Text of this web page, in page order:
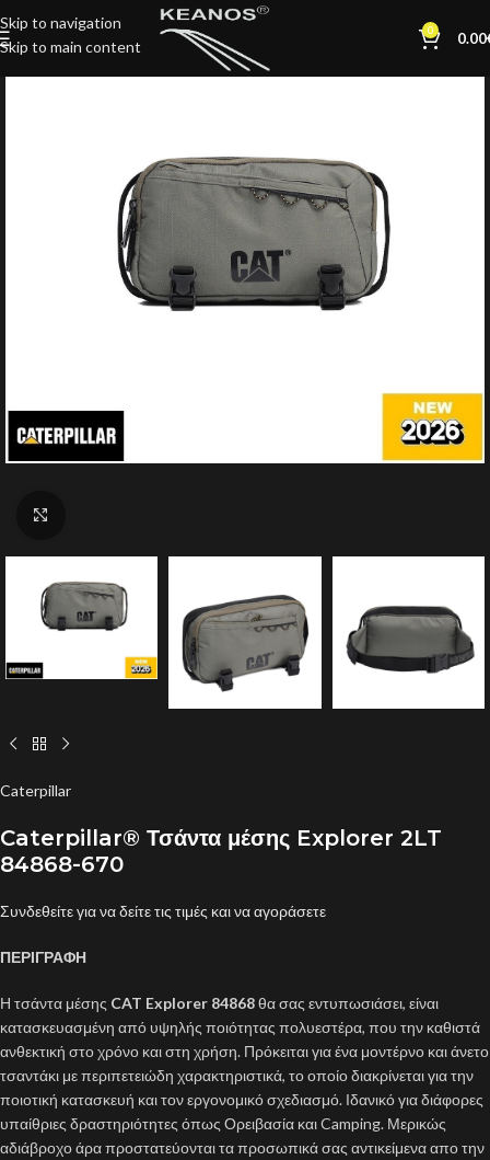
Skip to navigation
Skip to main content
0 0.00
Caterpillar
Caterpillar® Τσάντα μέσης Explorer 2LT
84868-670
Συνδεθείτε για να δείτε τις τιμές και να αγοράσετε
ΠΕΡΙΓΡΑΦΗ
Η τσάντα μέσης CAT Explorer 84868θα σας εντυπωσιάσει, είναι
κατασκευασμένη από υψηλής ποιότητας πολυεστέρα, που την καθιστά
ανθεκτική στο χρόνο και στη χρήση. Πρόκειται για ένα μοντέρνο και άνετο
τσαντάκι με περιπετειώδη χαρακτηριστικά, το οποίο διακρίνεται για την
ποιοτική κατασκευή και τον εργονομικό σχεδιασμό. Ιδανικό για διάφορες
υπαίθριες δραστηριότητες όπως Ορειβασία και Camping. Μερικώς
αδιάβροχο άρα προστατεύονται τα προσωπικά σας αντικείμενα απο την